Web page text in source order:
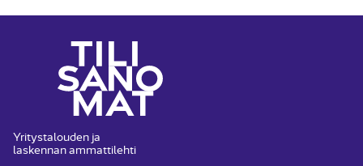
Yritystalouden ja
laskennan ammattilehti